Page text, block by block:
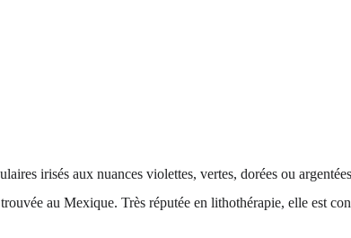
irisés aux nuances violettes, vertes, dorées ou
au Mexique. Très réputée en lithothérapie, elle est